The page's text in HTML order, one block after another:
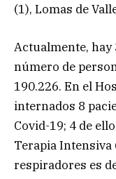
(1), Lomas de
Actualmente, hay
número de
190.226. En el
internados 8
Covid-19; 4 de
Terapia Intensiva
respiradores es